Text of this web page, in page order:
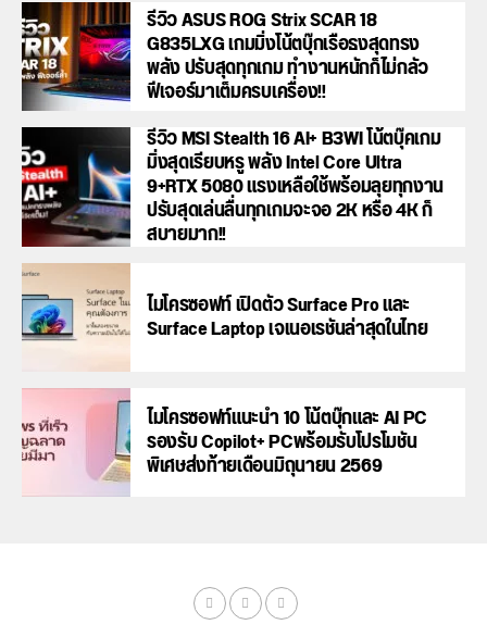
รีวิว ASUS ROG Strix SCAR 18
G835LXG เกมมิ่งโน้ตบุ๊กเรือธงสุดทรง
พลัง ปรับสุดทุกเกม ทำงานหนักก็ไม่กลัว
ฟีเจอร์มาเต็มครบเครื่อง!!
รีวิว MSI Stealth 16 AI+ B3WI โน้ตบุ๊คเกม
มิ่งสุดเรียบหรู พลัง Intel Core Ultra
9+RTX 5080 แรงเหลือใช้พร้อมลุยทุกงาน
ปรับสุดเล่นลื่นทุกเกมจะจอ 2K หรือ 4K ก็
สบายมาก!!
ไมโครซอฟท์ เปิดตัว Surface Pro และ
Surface Laptop เจเนอเรชันล่าสุดในไทย
ไมโครซอฟท์แนะนำ 10 โน้ตบุ๊กและ AI PC
รองรับ Copilot+ PCพร้อมรับโปรโมชัน
พิเศษส่งท้ายเดือนมิถุนายน 2569